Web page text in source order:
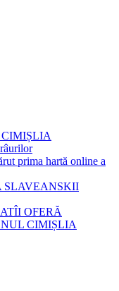
prima hartă online a
SLAVEANSKII
OFERĂ
CIMIȘLIA